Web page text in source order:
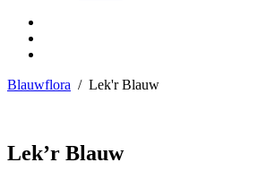
Blauwflora /Lek'r Blauw
Lek’r Blauw